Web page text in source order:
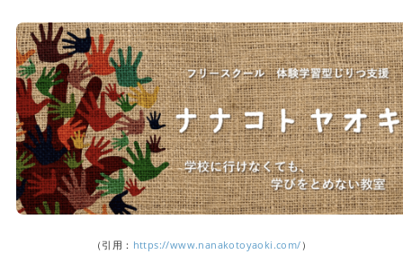
（引用： https://www.nanakotoyaoki.com/ ）